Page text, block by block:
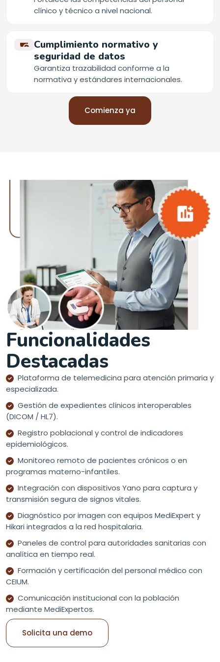
clínico y técnico a nivel nacional.
Cumplimiento normativo y
seguridad de datos
Garantiza trazabilidad conforme a la
normativa y estándares internacionales.
Comienza ya
Funcionalidades
Destacadas
Plataforma de telemedicina para atención primaria y
especializada.
Gestión de expedientes clínicos interoperables
(DICOM / HL7).
Registro poblacional y control de indicadores
epidemiológicos.
Monitoreo remoto de pacientes crónicos o en
programas materno-infantiles.
Integración con dispositivos Yano para captura y
transmisión segura de signos vitales.
Diagnóstico por imagen con equipos MediExpert y
Hikari integrados a la red hospitalaria.
Paneles de control para autoridades sanitarias con
analítica en tiempo real.
Formación y certificación del personal médico con
CEIUM.
Comunicación institucional con la población
mediante MediExpertos.
Solicita una demo